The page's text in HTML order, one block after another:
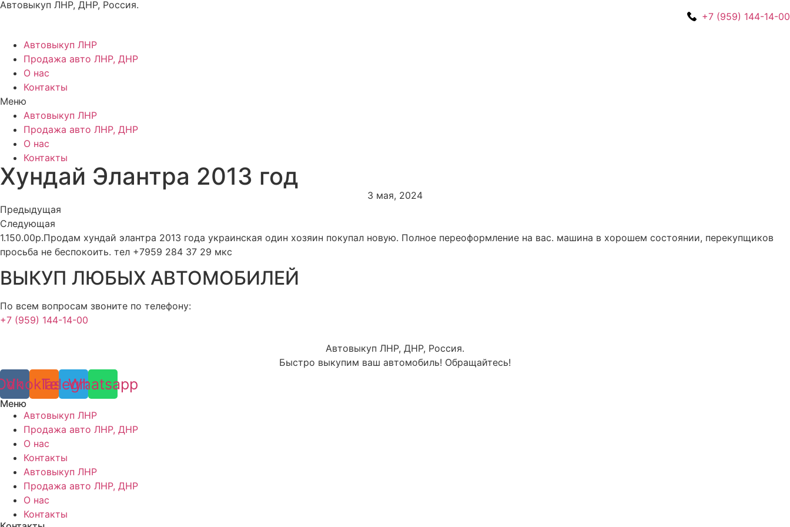
Перейти
Автовыкуп ЛНР, ДНР, Россия.
+7 (959) 144-14-00
Автовыкуп ЛНР
Продажа авто ЛНР, ДНР
О нас
Контакты
Меню
Автовыкуп ЛНР
Продажа авто ЛНР, ДНР
О нас
Контакты
Хундай Элантра 2013 год
3 мая, 2024
Предыдущая
Следующая
1.150.00р.Продам хундай элантра 2013 года украинская один хозяин покупал новую. Полное переоформление на вас. машина в хорошем состоянии, перекупщиков
просьба не беспокоить. тел +7959 284 37 29 мкс
ВЫКУП ЛЮБЫХ АВТОМОБИЛЕЙ
По всем вопросам звоните по телефону:
+7 (959) 144-14-00
Автовыкуп ЛНР, ДНР, Россия.
Быстро выкупим ваш автомобиль! Обращайтесь!
Vk Telegram
Whatsapp
Меню
Автовыкуп ЛНР
Продажа авто ЛНР, ДНР
О нас
Контакты
Автовыкуп ЛНР
Продажа авто ЛНР, ДНР
О нас
Контакты